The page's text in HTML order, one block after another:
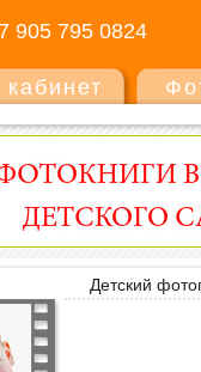
905 795 0824
Детский